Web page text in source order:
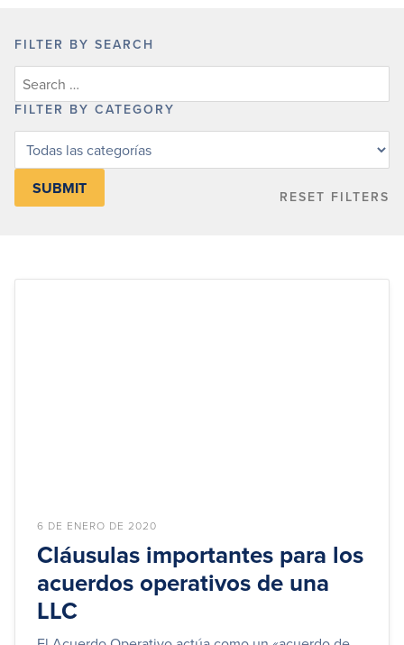
FILTER BY SEARCH
FILTER BY CATEGORY
Filter
category
RESET FILTERS
6 DE ENERO DE 2020
Cláusulas importantes para los
acuerdos operativos de una
LLC